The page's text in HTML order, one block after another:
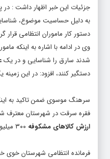
جزئیات این خبر اظهار داشت :
به دلیل حساسیت موضوع،
دستور کار ماموران انتظامی قرار
وی در ادامه با اشاره به اینکه
شدند سارق را شناسایی و در یک
دستگیر کنند، افزود: در این
فقره سرقت در شهرستان معترف
ارزش کالاهای مشکوفه